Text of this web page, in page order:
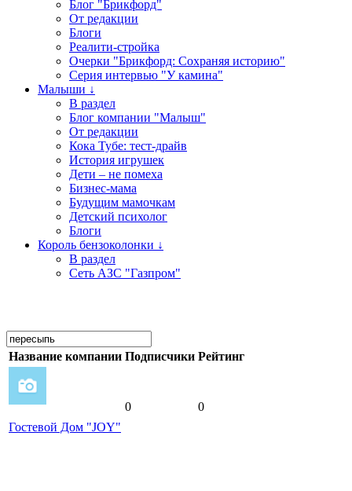
Блог "Брикфорд"
От редакции
Блоги
Реалити-стройка
Очерки "Брикфорд: Сохраняя историю"
Серия интервью "У камина"
Малыши ↓
В раздел
Блог компании "Малыш"
От редакции
Кока Тубе: тест-драйв
История игрушек
Дети – не помеха
Бизнес-мама
Будущим мамочкам
Детский психолог
Блоги
Король бензоколонки ↓
В раздел
Сеть АЗС "Газпром"
Название компании Подписчики Рейтинг
Гостевой Дом "JOY"
0 0